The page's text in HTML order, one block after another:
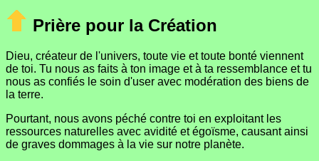
Prière pour la Création
Dieu, créateur de l'univers, toute vie et toute bonté viennent
de toi. Tu nous as faits à ton image et à ta ressemblance et tu
nous as confiés le soin d'user avec modération des biens de
la terre.
Pourtant, nous avons péché contre toi en exploitant les
ressources naturelles avec avidité et égoïsme, causant ainsi
de graves dommages à la vie sur notre planète.